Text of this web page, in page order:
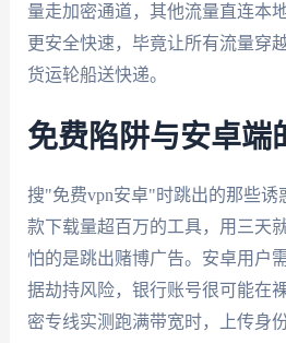
量走加密通道，其他流量直连本
更安全快速，毕竟让所有流量穿
货运轮船送快递。
免费陷阱与安卓端
搜"免费vpn安卓"时跳出的那些诱
款下载量超百万的工具，用三天
怕的是跳出赌博广告。安卓用户
据劫持风险，银行账号很可能在
密专线实测跑满带宽时，上传身